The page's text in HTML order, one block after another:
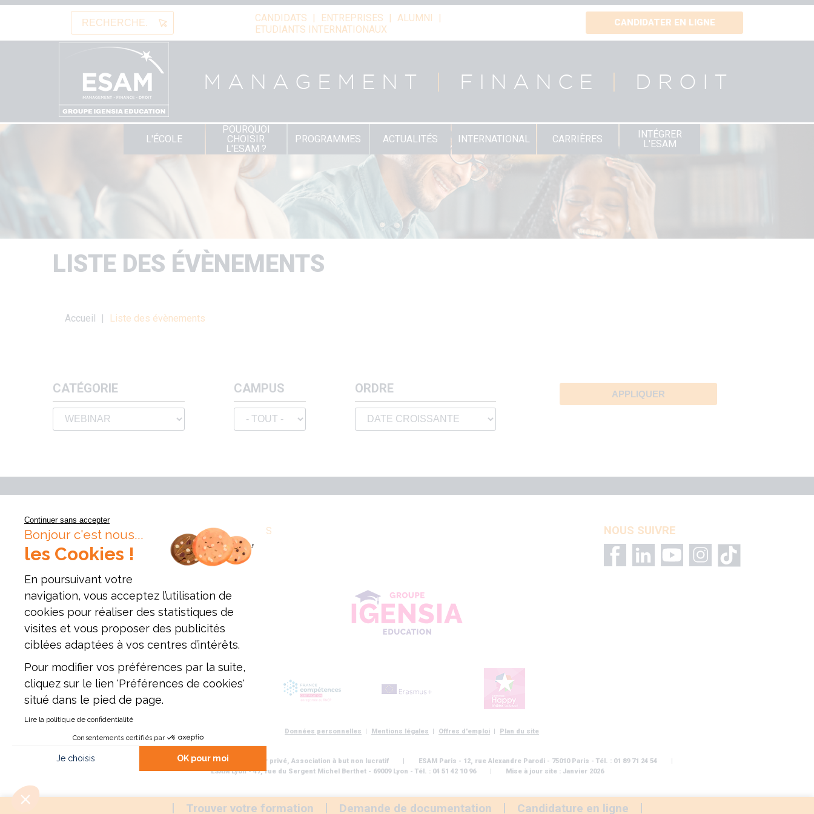
Aller
contenu
Rechercher CANDIDATS ENTREPRISES
ALUMNI
ETUDIANTS INTERNATIONAUX
CANDIDATER EN LIGNE
MANAGEMENT FINANCE DROIT
principale
L'ÉCOLE
POURQUOI
CHOISIR
L'ESAM ?
PROGRAMMES ACTUALITÉS INTERNATIONAL CARRIÈRES
INTÉGRER
L'ESAM
LISTE DES ÉVÈNEMENTS
Fil
Accueil Liste des évènements
CATÉGORIE CAMPUS ORDRE
Trouver votre formation Demande de documentation Candidature en ligne
VOS QUESTIONS PUBLICATIONS NOUS SUIVRE
Données personnelles Mentions légales Offres d'emploi Plan du site
Établissement d'enseignement supérieur privé, Association à but non lucratif
ESAM Paris - 12, rue Alexandre Parodi - 75010 Paris - Tél. : 01 89 71 24 54
ESAM Lyon - 47, rue du Sergent Michel Berthet - 69009 Lyon - Tél. : 04 51 42 10 96
Mise à jour site : Janvier 2026
Continuer sans accepter
Bonjour c'est nous...
les Cookies !
En poursuivant votre
navigation, vous acceptez l’utilisation de
cookies pour réaliser des statistiques de
visites et vous proposer des publicités
ciblées adaptées à vos centres d’intérêts.
Pour modifier vos préférences par la suite,
cliquez sur le lien 'Préférences de cookies'
situé dans le pied de page.
Lire la politique de confidentialité
Consentements certifiés par
Je choisis OK pour moi
Plateforme de Gestion du Consentement : Personnalisez vos Options
Notre plateforme vous permet d'adapter et de gérer vos paramètres de confidentialité, en garantissant la conformité avec les réglementations. Personnalisez vos préférences pour